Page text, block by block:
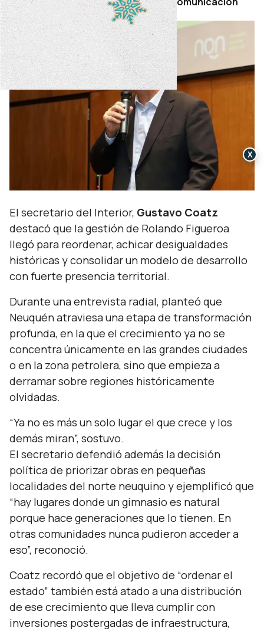
El secretario del Interior, Gustavo Coatz
destacó que la gestión de Rolando Figueroa
llegó para reordenar, achicar desigualdades
históricas y consolidar un modelo de desarrollo
con fuerte presencia territorial.
Durante una entrevista radial, planteó que
Neuquén atraviesa una etapa de transformación
profunda, en la que el crecimiento ya no se
concentra únicamente en las grandes ciudades
o en la zona petrolera, sino que empieza a
derramar sobre regiones históricamente
olvidadas.
“Ya no es más un solo lugar el que crece y los
demás miran”, sostuvo.
El secretario defendió además la decisión
política de priorizar obras en pequeñas
localidades del norte neuquino y ejemplificó que
“hay lugares donde un gimnasio es natural
porque hace generaciones que lo tienen. En
otras comunidades nunca pudieron acceder a
eso”, reconoció.
Coatz recordó que el objetivo de “ordenar el
estado” también está atado a una distribución
de ese crecimiento que lleva cumplir con
inversiones postergadas de infraestructura,
X